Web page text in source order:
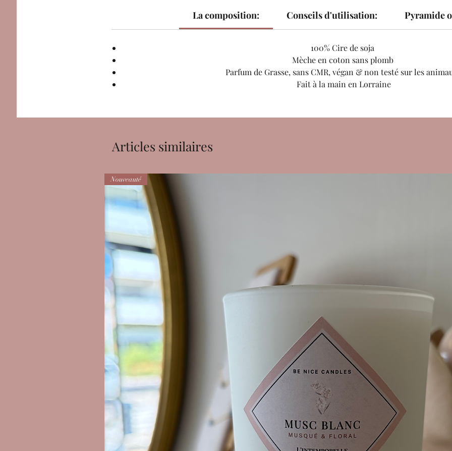
La composition: Conseils d'utilisation: Pyramide
100% Cire de soja
Mèche en coton sans plomb
Parfum de Grasse, sans CMR, végan & non testé sur les
Fait à la main en Lorraine
Articles similaires
Nouveauté